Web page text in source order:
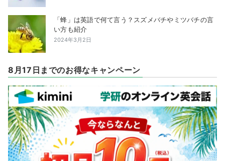
「蜂」は英語で何て言う？スズメバチやミツバチの言
い方も紹介
2024年3月2日
8月17日までのお得なキャンペーン